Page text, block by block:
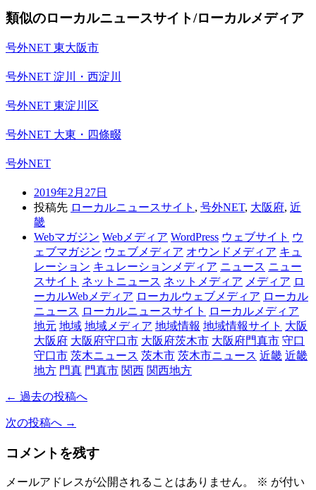
類似のローカルニュースサイト/ローカルメディア
号外NET 東大阪市
号外NET 淀川・西淀川
号外NET 東淀川区
号外NET 大東・四條畷
号外NET
2019年2月27日
投稿先 ローカルニュースサイト , 号外NET, 大阪府, 近
畿
Webマガジン Webメディア WordPress ウェブサイト ウ
ェブマガジン ウェブメディア オウンドメディア キュ
レーション キュレーションメディア ニュース ニュー
スサイト ネットニュース ネットメディア メディア ロ
ーカルWebメディア ローカルウェブメディア ローカル
ニュース ローカルニュースサイト
ローカルメディア
地元 地域 地域メディア 地域情報 地域情報サイト 大阪
大阪府 大阪府守口市 大阪府茨木市 大阪府門真市 守口
守口市 茨木ニュース 茨木市 茨木市ニュース 近畿 近畿
地方 門真 門真市 関西 関西地方
← 過去の投稿へ
次の投稿へ →
コメントを残す
メールアドレスが公開されることはありません。 ※ が付い